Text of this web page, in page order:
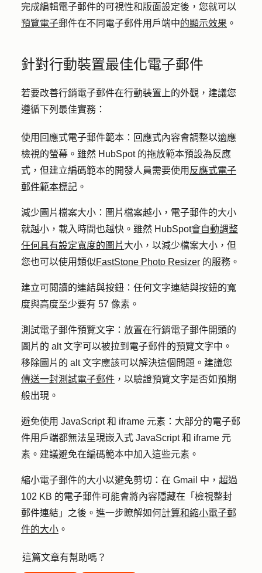
完成編輯電子郵件的可視性和版面設定後，您就可以
預覽電子郵件在不同電子郵件用戶端中的顯示效果 。
針對行動裝置最佳化電子郵件
若要改善行銷電子郵件在行動裝置上的外觀，建議您
遵循下列最佳實務：
使用回應式電子郵件範本 ：回 應式內容會調整以適應
檢視的螢幕。雖然 HubSpot 的拖放範本預設為反應
式，但建立編碼範本的開發人員需要使用 反應式電子
郵件範本標記 。
減少圖片檔案大小 ：圖片檔案越小，電子郵件的大小
就越小，載入時間也越快。雖然 HubSpot會自動調整
任何具有設定寬度的圖片 大小，以減少檔案大小，但
您也可以使用類似FastStone Photo Resizer 的服務。
建立可閱讀的連結與按鈕 ：任何文字連結與按鈕的寬
度與高度至少要有 57 像素。
測試電子郵件預覽文字 ：放置在行銷電子郵件開頭的
圖片的 alt 文字可以被拉到電子郵件的預覽文字中。
移除圖片的 alt 文字應該可以解決這個問題。建議您
傳送一封測試電子郵件 ，以驗證預覽文字是否如預期
般出現。
避免使用 JavaScript 和 iframe 元素 ：大部分的電子郵
件用戶端都無法呈現嵌入式 JavaScript 和 iframe 元
素。建議避免在編碼範本中加入這些元素。
縮小電子郵件的大小以避免剪切 ：在 Gmail 中，超過
102 KB 的電子郵件可能會將內容隱藏在「檢視整封
郵件連結」之後。進一步瞭解如何計算和縮小電子郵
件的大小 。
這篇文章有幫助嗎？